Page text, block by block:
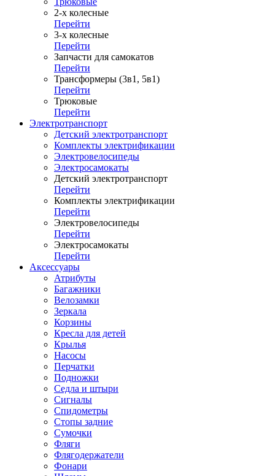
2-х колесные
Перейти
3-х колесные
Перейти
Запчасти для самокатов
Перейти
Трансформеры (3в1, 5в1)
Перейти
Трюковые
Перейти
Электротранспорт
Детский электротранспорт
Комплекты электрификации
Электровелосипеды
Электросамокаты
Детский электротранспорт
Перейти
Комплекты электрификации
Перейти
Электровелосипеды
Перейти
Электросамокаты
Перейти
Аксессуары
Атрибуты
Багажники
Велозамки
Зеркала
Корзины
Кресла для детей
Крылья
Насосы
Перчатки
Подножки
Седла и штыри
Сигналы
Спидометры
Стопы задние
Сумочки
Фляги
Флягодержатели
Фонари